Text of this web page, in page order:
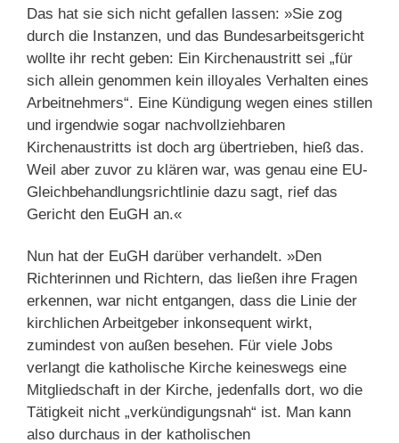
Das hat sie sich nicht gefallen lassen: »Sie zog
durch die Instanzen, und das Bundesarbeitsgericht
wollte ihr recht geben: Ein Kirchenaustritt sei „für
sich allein genommen kein illoyales Verhalten eines
Arbeitnehmers“. Eine Kündigung wegen eines stillen
und irgendwie sogar nachvollziehbaren
Kirchenaustritts ist doch arg übertrieben, hieß das.
Weil aber zuvor zu klären war, was genau eine EU-
Gleichbehandlungsrichtlinie dazu sagt, rief das
Gericht den EuGH an.«
Nun hat der EuGH darüber verhandelt. »Den
Richterinnen und Richtern, das ließen ihre Fragen
erkennen, war nicht entgangen, dass die Linie der
kirchlichen Arbeitgeber inkonsequent wirkt,
zumindest von außen besehen. Für viele Jobs
verlangt die katholische Kirche keineswegs eine
Mitgliedschaft in der Kirche, jedenfalls dort, wo die
Tätigkeit nicht „verkündigungsnah“ ist. Man kann
also durchaus in der katholischen